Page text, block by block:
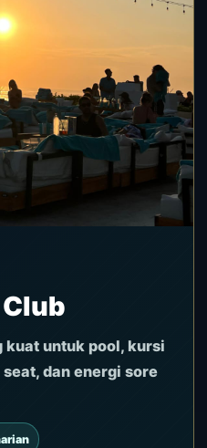
Club
untuk pool, kursi
dan energi sore